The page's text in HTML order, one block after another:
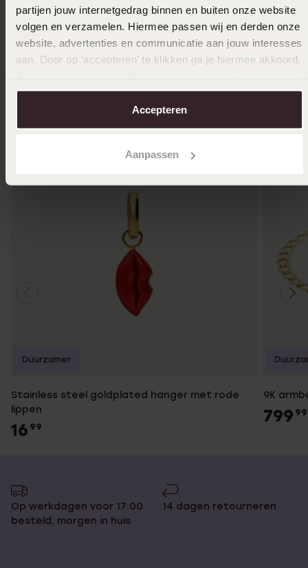
partijen jouw internetgedrag binnen en buiten onze website
volgen en verzamelen. Hiermee passen wij en derden onze
website, advertenties en communicatie aan jouw interesses
aan. Door op ‘accepteren’ te klikken ga je hiermee akkoord.
over in onscookiebeleid.
Accepteren
Aanpassen
Anderen kochten ook
Stainless steel goldplated hanger met rode
lippen
16 99
Duurzamer
9K
799 99
Op werkdagen voor 17:00
besteld, morgen in huis
14 dagen retourneren